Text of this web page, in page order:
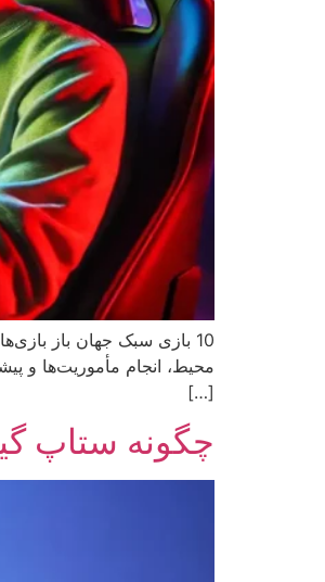
محیط، انجام مأموریت‌ها و
[…]
چگونه ستاپ